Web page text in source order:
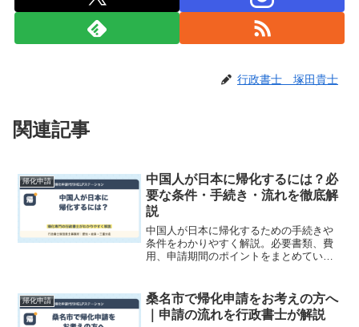
行政書士 塚田貴士
関連記事
帰化申請
中国人が日本に帰化するには？必
要な条件・手続き・流れを徹底解
説
中国人が日本に帰化するための手続きや
条件をわかりやすく解説。必要書類、費
用、申請期間のポイントをまとめていま
帰化申請
桑名市で帰化申請をお考えの方へ
｜申請の流れを行政書士が解説